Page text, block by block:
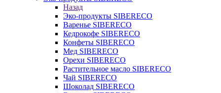
Назад
Эко-продукты SIBERECO
Варенье SIBERECO
Кедрокофе SIBERECO
Конфеты SIBERECO
Мед SIBERECO
Орехи SIBERECO
Растительное масло SIBERECO
Чай SIBERECO
Шоколад SIBERECO